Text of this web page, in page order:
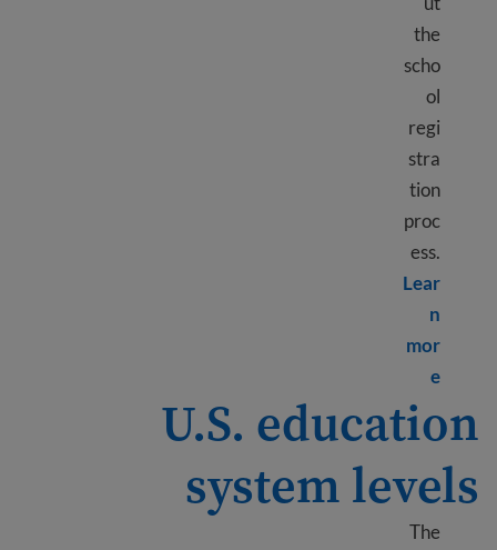
the
scho
ol
regi
stra
tion
proc
ess.
Lear
n
mor
e
Learn more about Enroll my child in school
U.S. education
system levels
The